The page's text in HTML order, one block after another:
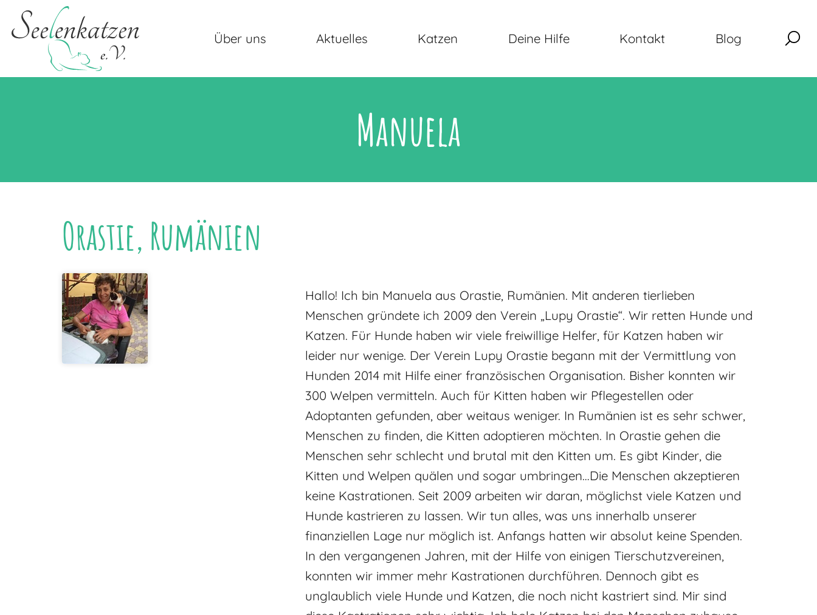
Über uns Aktuelles Katzen Deine Hilfe Kontakt Blog
Manuela
Orastie, Rumänien
Hallo! Ich bin Manuela aus Orastie, Rumänien. Mit anderen tierlieben
Menschen gründete ich 2009 den Verein „Lupy Orastie“. Wir retten Hunde und
Katzen. Für Hunde haben wir viele freiwillige Helfer, für Katzen haben wir
leider nur wenige. Der Verein Lupy Orastie begann mit der Vermittlung von
Hunden 2014 mit Hilfe einer französischen Organisation. Bisher konnten wir
300 Welpen vermitteln. Auch für Kitten haben wir Pflegestellen oder
Adoptanten gefunden, aber weitaus weniger. In Rumänien ist es sehr schwer,
Menschen zu finden, die Kitten adoptieren möchten. In Orastie gehen die
Menschen sehr schlecht und brutal mit den Kitten um. Es gibt Kinder, die
Kitten und Welpen quälen und sogar umbringen…Die Menschen akzeptieren
keine Kastrationen. Seit 2009 arbeiten wir daran, möglichst viele Katzen und
Hunde kastrieren zu lassen. Wir tun alles, was uns innerhalb unserer
finanziellen Lage nur möglich ist. Anfangs hatten wir absolut keine Spenden.
In den vergangenen Jahren, mit der Hilfe von einigen Tierschutzvereinen,
konnten wir immer mehr Kastrationen durchführen. Dennoch gibt es
unglaublich viele Hunde und Katzen, die noch nicht kastriert sind. Mir sind